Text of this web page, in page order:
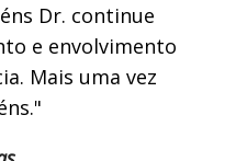
Dr. continue
e envolvimento
Mais uma vez